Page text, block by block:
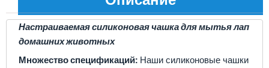
Настраиваемая силиконовая чашка для мытья лап
домашних животных
Множество спецификаций: Наши силиконовые чашки